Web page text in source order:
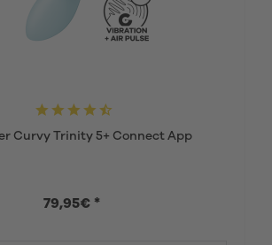
Curvy Trinity 5+ Connect App
79,95€ *